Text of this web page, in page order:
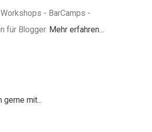
- BarCamps -
für Blogger. Mehr erfahren...
gerne mit...